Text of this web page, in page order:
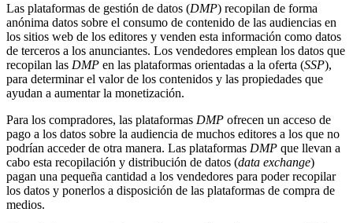
Las plataformas de gestión de datos (DMP) recopilan de forma
anónima datos sobre el consumo de contenido de las audiencias en
los sitios web de los editores y venden esta información como datos
de terceros a los anunciantes. Los vendedores emplean los datos que
recopilan las DMP en las plataformas orientadas a la oferta (SSP),
para determinar el valor de los contenidos y las propiedades que
ayudan a aumentar la monetización.
Para los compradores, las plataformas DMP ofrecen un acceso de
pago a los datos sobre la audiencia de muchos editores a los que no
podrían acceder de otra manera. Las plataformas DMP que llevan a
cabo esta recopilación y distribución de datos (data exchange)
pagan una pequeña cantidad a los vendedores para poder recopilar
los datos y ponerlos a disposición de las plataformas de compra de
medios.